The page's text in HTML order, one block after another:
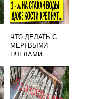
ЧТО ДЕЛАТЬ С
МЕРТВЫМИ
ПЧЕЛАМИ